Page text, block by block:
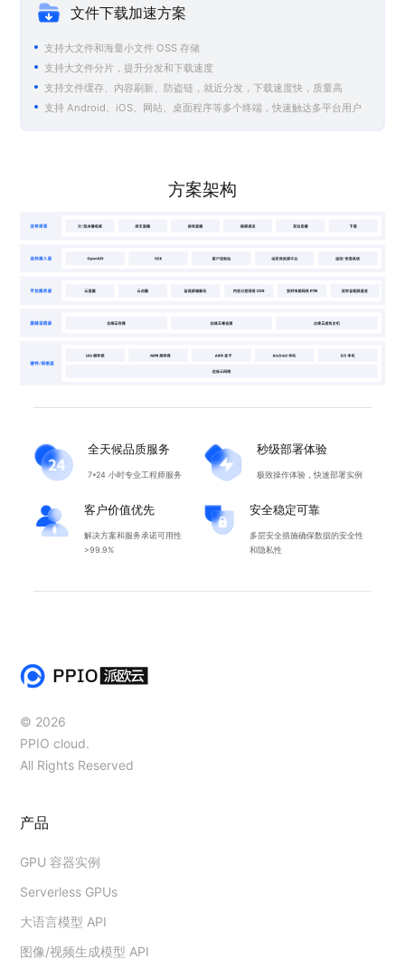
文件下载加速方案
支持大文件和海量小文件 OSS 存储
支持大文件分片，提升分发和下载速度
支持文件缓存、内容刷新、防盗链，就近分发，下载速度快，质量高
支持 Android、iOS、网站、桌面程序等多个终端，快速触达多平台用户
方案架构
全天候品质服务
7*24 小时专业工程师服务
秒级部署体验
极致操作体验，快速部署实例
客户价值优先
解决方案和服务承诺可用性
>99.9%
安全稳定可靠
多层安全措施确保数据的安全性
和隐私性
© 2026
PPIO cloud.
All Rights Reserved
产品
GPU 容器实例
Serverless GPUs
大语言模型 API
图像/视频生成模型 API